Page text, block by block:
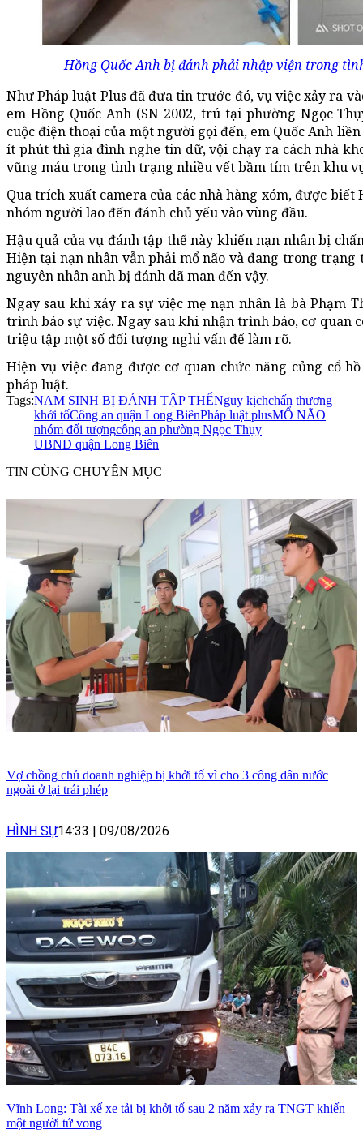
Hồng Quốc Anh bị đánh phải nhập viện trong
Như Pháp luật Plus đã đưa tin trước đó, vụ việc xảy ra
em Hồng Quốc Anh (SN 2002, trú tại phường Ngọc
cuộc điện thoại của một người gọi đến, em Quốc Anh
ít phút thì gia đình nghe tin dữ, vội chạy ra cách nhà
vũng máu trong tình trạng nhiều vết bầm tím trên khu
Qua trích xuất camera của các nhà hàng xóm, được
nhóm người lao đến đánh chủ yếu vào vùng đầu.
Hậu quả của vụ đánh tập thể này khiến nạn nhân bị
Hiện tại nạn nhân vẫn phải mổ não và đang trong
nguyên nhân anh bị đánh dã man đến vậy.
Ngay sau khi xảy ra sự việc mẹ nạn nhân là bà Phạm
trình báo sự việc. Ngay sau khi nhận trình báo, cơ quan
triệu tập một số đối tượng nghi vấn để làm rõ.
Hiện vụ việc đang được cơ quan chức năng củng cổ
pháp luật.
Tags:NAM SINH BỊ ĐÁNH TẬP THỂNguy kịchchấn thương
khởi tốCông an quận Long BiênPháp luật plusMỔ NÃO
nhóm đối tượngcông an phường Ngọc Thụy
UBND quận Long Biên
TIN CÙNG CHUYÊN MỤC
Vợ chồng chủ doanh nghiệp bị khởi tố vì cho 3 công dân nước
ngoài ở lại trái phép
HÌNH SỰ14:33 | 09/08/2026
Vĩnh Long: Tài xế xe tải bị khởi tố sau 2 năm xảy ra TNGT khiến
một người tử vong